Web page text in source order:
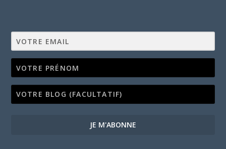
JE M'ABONNE